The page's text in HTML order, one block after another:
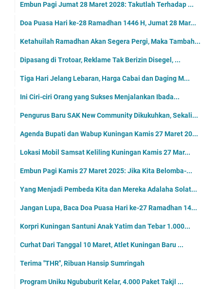
Embun Pagi Jumat 28 Maret 2028: Takutlah Terhadap ...
Doa Puasa Hari ke-28 Ramadhan 1446 H, Jumat 28 Mar...
Ketahuilah Ramadhan Akan Segera Pergi, Maka Tambah...
Dipasang di Trotoar, Reklame Tak Berizin Disegel, ...
Tiga Hari Jelang Lebaran, Harga Cabai dan Daging M...
Ini Ciri-ciri Orang yang Sukses Menjalankan Ibada...
Pengurus Baru SAK New Community Dikukuhkan, Sekali...
Agenda Bupati dan Wabup Kuningan Kamis 27 Maret 20...
Lokasi Mobil Samsat Keliling Kuningan Kamis 27 Mar...
Embun Pagi Kamis 27 Maret 2025: Jika Kita Belomba-...
Yang Menjadi Pembeda Kita dan Mereka Adalaha Solat...
Jangan Lupa, Baca Doa Puasa Hari ke-27 Ramadhan 14...
Korpri Kuningan Santuni Anak Yatim dan Tebar 1.000...
Curhat Dari Tanggal 10 Maret, Atlet Kuningan Baru ...
Terima "THR", Ribuan Hansip Sumringah
Program Uniku Ngububurit Kelar, 4.000 Paket Takjl ...